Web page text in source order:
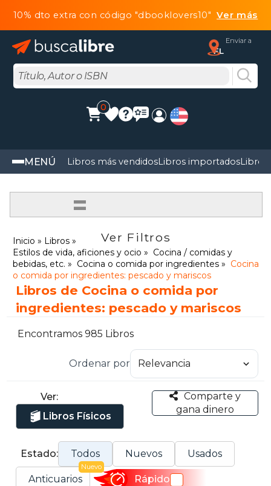
10% dto extra con código "dbooklovers10"Ver más
Enviar a
FL
0
MENÚ Libros más vendidosLibros importadosLibros
=
Ver Filtros
Inicio
Libros
Estilos de vida, aficiones y ocio
Cocina / comidas y
bebidas, etc.
Cocina o comida por ingredientes
Cocina
o comida por ingredientes: pescado y mariscos
Libros de Cocina o comida por
ingredientes: pescado y mariscos
Encontramos 985 Libros
Ordenar por
Ver:
Libros Físicos
Comparte y
gana dinero
Estado: Todos Nuevos Usados
Anticuarios
Nuevo
Rápido